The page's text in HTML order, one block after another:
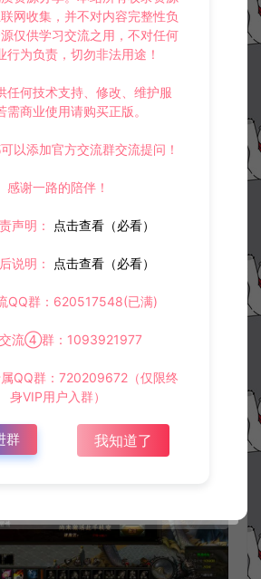
网收集，并不对内容完整性负
仅供学习交流之用，不对任何
行为负责，切勿非法用途！
任何技术支持、修改、维护服
需商业使用请购买正版。
以添加官方交流群交流提问！
感谢一路的陪伴！
声明： 点击查看（必看）
说明： 点击查看（必看）
QQ群：620517548(已满)
流④群：1093921977
QQ群：720209672（仅限终
身VIP用户入群）
群 我知道了